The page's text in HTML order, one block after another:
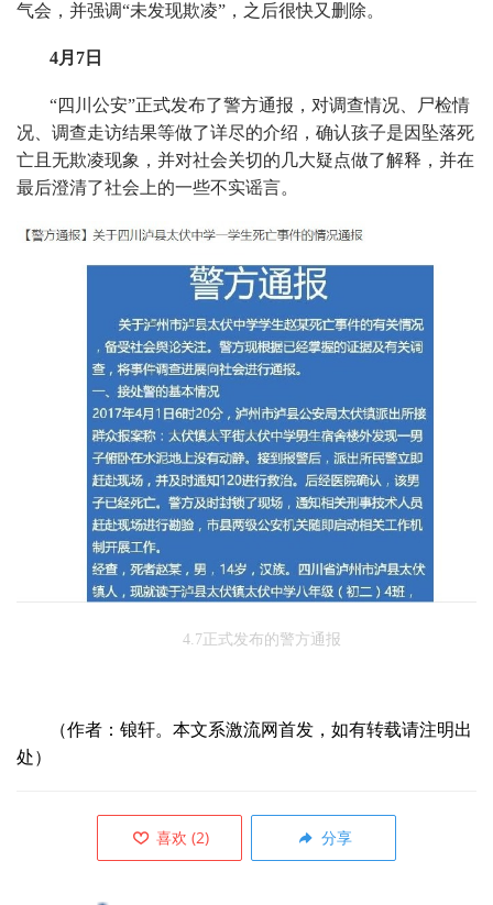
气会，并强调“未发现欺凌”，之后很快又删除。
4月7日
“四川公安”正式发布了警方通报，对调查情况、尸检情
况、调查走访结果等做了详尽的介绍，确认孩子是因坠落死
亡且无欺凌现象，并对社会关切的几大疑点做了解释，并在
最后澄清了社会上的一些不实谣言。
4.7正式发布的警方通报
（作者：锒轩。本文系激流网首发，如有转载请注明出
处）
喜欢 (2) 分享